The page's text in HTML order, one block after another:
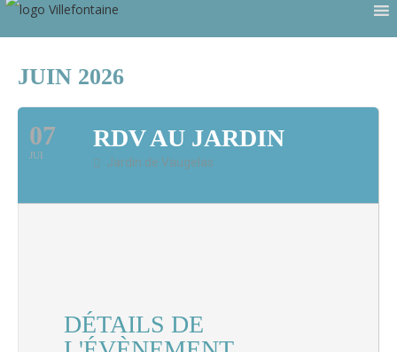
JUIN 2026
07
JUI
RDV AU JARDIN
Jardin de Vaugelas
DÉTAILS DE